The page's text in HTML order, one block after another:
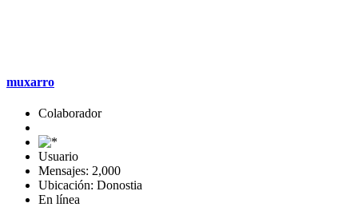
muxarro
Colaborador
Usuario
Mensajes: 2,000
Ubicación: Donostia
En línea